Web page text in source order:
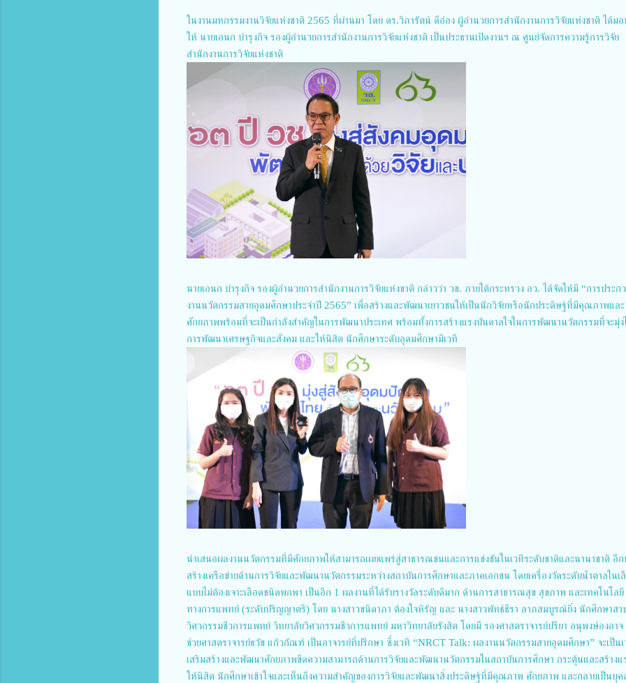
ในงานมหกรรมงานวิจัยแห่งชาติ 2565 ที่ผ่านมา โดย ดร.วิภารัตน์ ดีอ่อง ผู้อำนวยการสำนักงานการวิจัยแห่งชาติ ได้ม
ให้ นายเอนก บำรุงกิจ รองผู้อำนวยการสำนักงานการวิจัยแห่งชาติ เป็นประธานเปิดงานฯ ณ ศูนย์จัดการความรู้การวิจัย
สำนักงานการวิจัยแห่งชาติ
นายเอนก บำรุงกิจ รองผู้อำนวยการสำนักงานการวิจัยแห่งชาติ กล่าวว่า วช. ภายใต้กระทรวง อว. ได้จัดให้มี “การประก
งานนวัตกรรมสายอุดมศึกษาประจำปี 2565” เพื่อสร้างและพัฒนาเยาวชนให้เป็นนักวิจัยหรือนักประดิษฐ์ที่มีคุณภาพและ
ศักยภาพพร้อมที่จะเป็นกำลังสำคัญในการพัฒนาประเทศ พร้อมทั้งการสร้างแรงบันดาลใจในการพัฒนานวัตกรรมที่จะมุ่ง
การพัฒนาเศรษฐกิจและสังคม และให้นิสิต นักศึกษาระดับอุดมศึกษามีเวที
นำเสนอผลงานนวัตกรรมที่มีศักยภาพให้สามารถเผยแพร่สู่สาธารณชนและการแข่งขันในเวทีระดับชาติและนานาชาติ อีก
สร้างเครือข่ายด้านการวิจัยและพัฒนานวัตกรรมระหว่างสถาบันการศึกษาและภาคเอกชน โดยเครื่องวัดระดับน้ำตาลในเ
แบบไม่ต้องเจาะเลือดชนิดพกพา เป็นอีก 1 ผลงานที่ได้รับรางวัลระดับดีมาก ด้านการสาธารณสุข สุขภาพ และเทคโนโลยี
ทางการแพทย์ (ระดับปริญญาตรี) โดย นางสาวชนิดาภา ต้องใจหิรัญ และ นางสาวพัทธ์ธีรา ลาภสมบูรณ์ยิ่ง นักศึกษาสา
วิศวกรรมชีวการแพทย์ วิทยาลัยวิศวกรรมชีวการแพทย์ มหาวิทยาลัยรังสิต โดยมี รองศาสตราจารย์ปรียา อนุพงษ์องอา
ช่วยศาสตราจารย์ธวัช แก้วกัณฑ์ เป็นอาจารย์ที่ปรึกษา ซึ่งเวที “NRCT Talk: ผลงานนวัตกรรมสายอุดมศึกษา” จะเป็น
เสริมสร้างและพัฒนาศักยภาพขีดความสามารถด้านการวิจัยและพัฒนานวัตกรรมในสถาบันการศึกษา กระตุ้นและสร้างแ
ให้นิสิต นักศึกษาเข้าใจและเห็นถึงความสำคัญของการวิจัยและพัฒนาสิ่งประดิษฐ์ที่มีคุณภาพ ศักยภาพ และกลายเป็นบุค